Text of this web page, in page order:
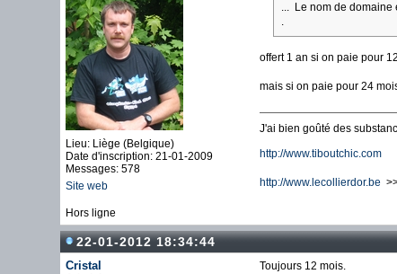
Lieu: Liège (Belgique)
Date d'inscription: 21-01-2009
Messages: 578
Site web
... Le nom de domaine
.
offert 1 an si on paie pour
mais si on paie pour 24
J'ai bien goûté des
http://www.tiboutchic.com
http://www.lecollierdor.be
Hors ligne
22-01-2012 18:34:44
Cristal Toujours 12 mois.